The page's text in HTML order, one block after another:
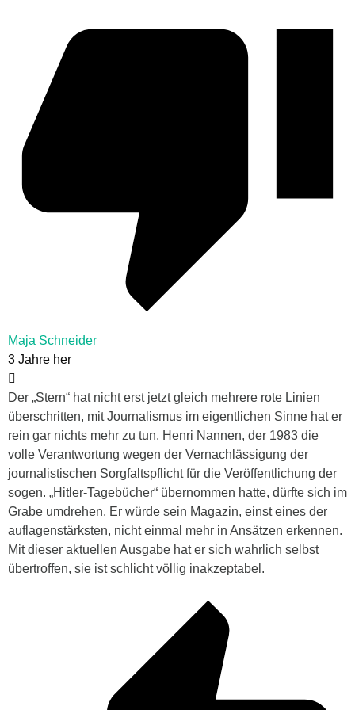
Maja Schneider
3 Jahre her
Der „Stern“ hat nicht erst jetzt gleich mehrere rote Linien
überschritten, mit Journalismus im eigentlichen Sinne hat er
rein gar nichts mehr zu tun. Henri Nannen, der 1983 die
volle Verantwortung wegen der Vernachlässigung der
journalistischen Sorgfaltspflicht für die Veröffentlichung der
sogen. „Hitler-Tagebücher“ übernommen hatte, dürfte sich im
Grabe umdrehen. Er würde sein Magazin, einst eines der
auflagenstärksten, nicht einmal mehr in Ansätzen erkennen.
Mit dieser aktuellen Ausgabe hat er sich wahrlich selbst
übertroffen, sie ist schlicht völlig inakzeptabel.